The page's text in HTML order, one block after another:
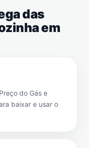
das
em
do Gás e
baixar e usar o